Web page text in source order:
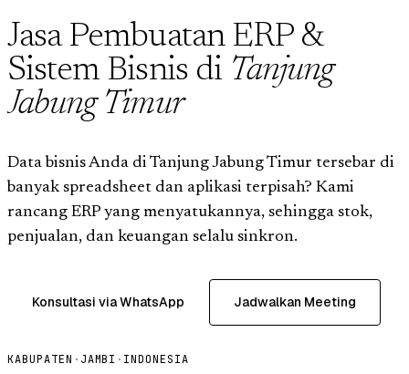
Jasa Pembuatan ERP &
Sistem Bisnis di Tanjung
Jabung Timur
Data bisnis Anda di Tanjung Jabung Timur tersebar di
banyak spreadsheet dan aplikasi terpisah? Kami
rancang ERP yang menyatukannya, sehingga stok,
penjualan, dan keuangan selalu sinkron.
Konsultasi via WhatsApp Jadwalkan Meeting
KABUPATEN · JAMBI · INDONESIA